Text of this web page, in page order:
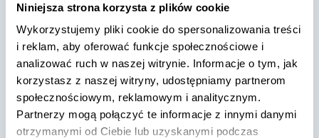
Niniejsza strona korzysta z plików cookie
Wykorzystujemy pliki cookie do spersonalizowania treści
i reklam, aby oferować funkcje społecznościowe i
analizować ruch w naszej witrynie. Informacje o tym, jak
korzystasz z naszej witryny, udostępniamy partnerom
społecznościowym, reklamowym i analitycznym.
Partnerzy mogą połączyć te informacje z innymi danymi
otrzymanymi od Ciebie lub uzyskanymi podczas